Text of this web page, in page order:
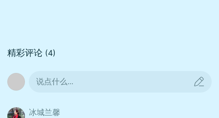
精彩评论 (4)
说点什么...
冰城兰馨